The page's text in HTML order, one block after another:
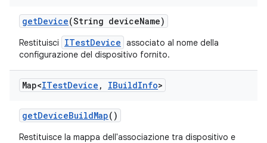
getDevice(String deviceName)
Restituisci ITestDevice associato al nome della
configurazione del dispositivo fornito.
Map<ITestDevice , IBuildInfo>
getDeviceBuildMap()
Restituisce la mappa dell'associazione tra dispositivo e